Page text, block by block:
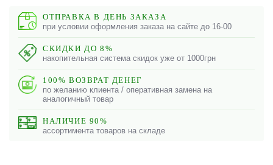
ОТПРАВКА В ДЕНЬ ЗАКАЗА
при условии оформления заказа на сайте до 16-00
СКИДКИ ДО 8%
накопительная система скидок уже от 1000грн
100% ВОЗВРАТ ДЕНЕГ
по желанию клиента / оперативная замена на
аналогичный товар
НАЛИЧИЕ 90%
ассортимента товаров на складе